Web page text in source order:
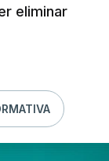
eliminar